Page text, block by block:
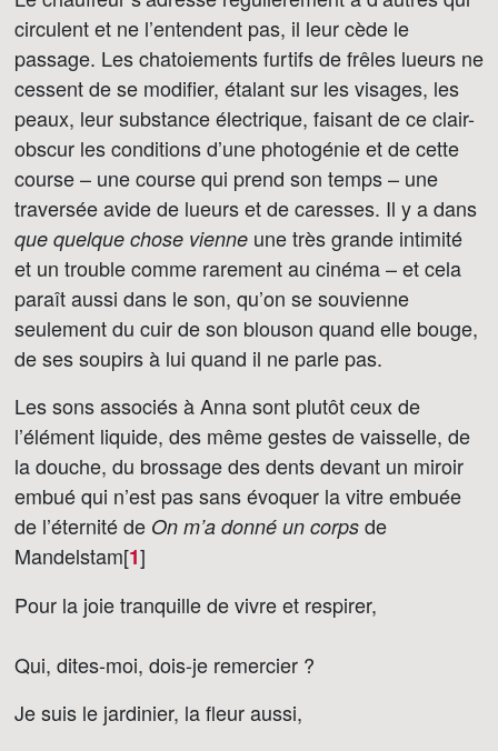
circulent et ne l’entendent pas, il leur cède le
passage. Les chatoiements furtifs de frêles lueurs ne
cessent de se modifier, étalant sur les visages, les
peaux, leur substance électrique, faisant de ce clair-
obscur les conditions d’une photogénie et de cette
course – une course qui prend son temps – une
traversée avide de lueurs et de caresses. Il y a dans
que quelque chose vienne une très grande intimité
et un trouble comme rarement au cinéma – et cela
paraît aussi dans le son, qu’on se souvienne
seulement du cuir de son blouson quand elle bouge,
de ses soupirs à lui quand il ne parle pas.
Les sons associés à Anna sont plutôt ceux de
l’élément liquide, des même gestes de vaisselle, de
la douche, du brossage des dents devant un miroir
embué qui n’est pas sans évoquer la vitre embuée
de l’éternité de On m’a donné un corps de
Mandelstam[1]
Pour la joie tranquille de vivre et respirer,
Qui, dites-moi, dois-je remercier ?
Je suis le jardinier, la fleur aussi,